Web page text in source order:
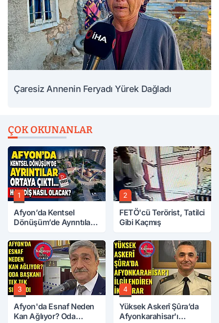
Çaresiz Annenin Feryadı Yürek Dağladı
ÇOK OKUNANLAR
1
Afyon’da Kentsel
Dönüşüm’de Ayrıntılar
Nasıl Olacak?
2
FETÖ'cü Terörist, Tatilci
Gibi Kaçmış
3
Afyon'da Esnaf Neden
Kan Ağlıyor? Oda
4
Yüksek Askerî Şûra’da
Afyonkarahisar'ı